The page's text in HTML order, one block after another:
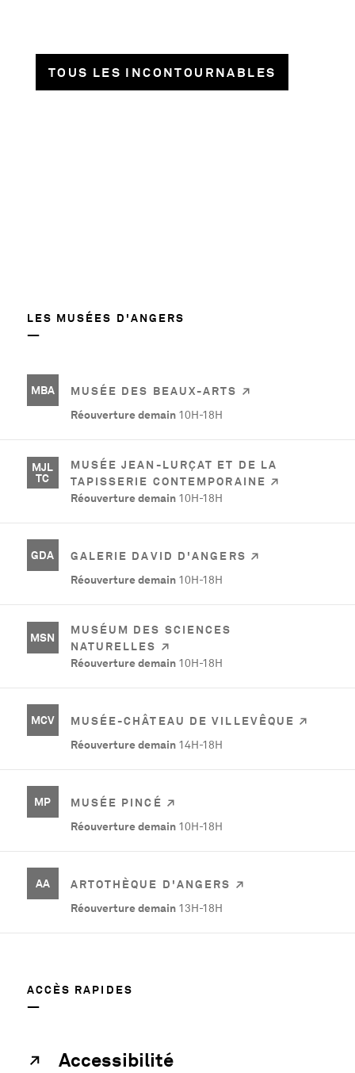
TOUS LES INCONTOURNABLES
LES MUSÉES D'ANGERS
MBA
MUSÉE DES BEAUX-ARTS
Réouverture demain 10H-18H
MJL
TC
MUSÉE JEAN-LURÇAT ET DE LA
TAPISSERIE CONTEMPORAINE
Réouverture demain 10H-18H
GDA
GALERIE DAVID D'ANGERS
Réouverture demain 10H-18H
MSN
MUSÉUM DES SCIENCES
NATURELLES
Réouverture demain 10H-18H
MCV
MUSÉE-CHÂTEAU DE VILLEVÊQUE
Réouverture demain 14H-18H
MP
MUSÉE PINCÉ
Réouverture demain 10H-18H
AA
ARTOTHÈQUE D'ANGERS
Réouverture demain 13H-18H
ACCÈS RAPIDES
Accessibilité